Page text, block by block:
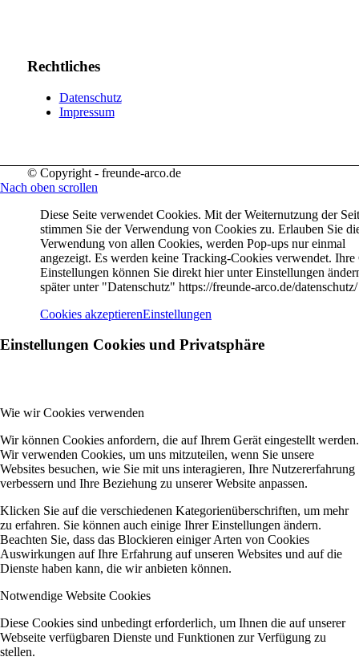
Rechtliches
Datenschutz
Impressum
© Copyright - freunde-arco.de
Nach oben scrollen
Diese Seite verwendet Cookies. Mit der Weiternutzung der
stimmen Sie der Verwendung von Cookies zu. Erlauben Sie
Verwendung von allen Cookies, werden Pop-ups nur einmal
angezeigt. Es werden keine Tracking-Cookies verwendet.
Einstellungen können Sie direkt hier unter Einstellungen
später unter "Datenschutz" https://freunde-arco.de/datenschutz/
Cookies akzeptierenEinstellungen
Einstellungen Cookies und Privatsphäre
Wie wir Cookies verwenden
Wir können Cookies anfordern, die auf Ihrem Gerät eingestellt werden.
Wir verwenden Cookies, um uns mitzuteilen, wenn Sie unsere
Websites besuchen, wie Sie mit uns interagieren, Ihre Nutzererfahrung
verbessern und Ihre Beziehung zu unserer Website anpassen.
Klicken Sie auf die verschiedenen Kategorienüberschriften, um mehr
zu erfahren. Sie können auch einige Ihrer Einstellungen ändern.
Beachten Sie, dass das Blockieren einiger Arten von Cookies
Auswirkungen auf Ihre Erfahrung auf unseren Websites und auf die
Dienste haben kann, die wir anbieten können.
Notwendige Website Cookies
Diese Cookies sind unbedingt erforderlich, um Ihnen die auf unserer
Webseite verfügbaren Dienste und Funktionen zur Verfügung zu
stellen.